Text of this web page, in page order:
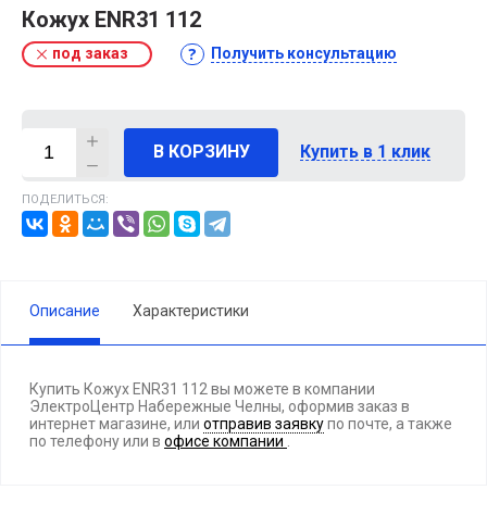
Кожух ENR31 112
под заказ Получить консультацию
В КОРЗИНУ Купить в 1 клик
ПОДЕЛИТЬСЯ:
Описание Характеристики
Купить Кожух ENR31 112 вы можете в компании
ЭлектроЦентр Набережные Челны, оформив заказ в
интернет магазине, или отправив заявкупо почте, а также
по телефонуили в офисе компании